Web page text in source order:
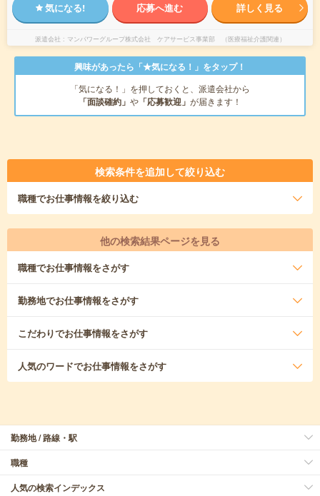
気になる! 応募へ進む 詳しく見る
派遣会社 マンパワーグループ株式会社 ケアサービス事業部 （医療福祉介護関連）
興味があったら「★気になる！」をタップ！
「気になる！」を押しておくと、派遣会社から
「面談確約」 や 「応募歓迎」 が届きます！
検索条件を追加して絞り込む
職種でお仕事情報を絞り込む
他の検索結果ページを見る
職種でお仕事情報をさがす
勤務地でお仕事情報をさがす
こだわりでお仕事情報をさがす
人気のワードでお仕事情報をさがす
勤務地 / 路線・駅
職種
人気の検索インデックス